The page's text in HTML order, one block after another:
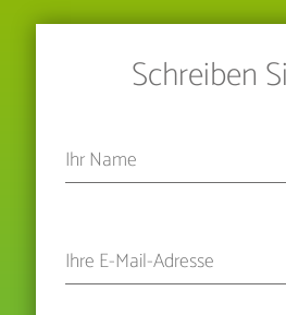
Schreiben